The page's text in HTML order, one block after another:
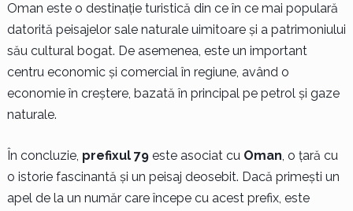
Oman este o destinație turistică din ce în ce mai populară
datorită peisajelor sale naturale uimitoare și a patrimoniului
său cultural bogat. De asemenea, este un important
centru economic și comercial în regiune, având o
economie în creștere, bazată în principal pe petrol și gaze
naturale.
În concluzie, prefixul 79este asociat cu Oman, o țară cu
o istorie fascinantă și un peisaj deosebit. Dacă primești un
apel de la un număr care începe cu acest prefix, este